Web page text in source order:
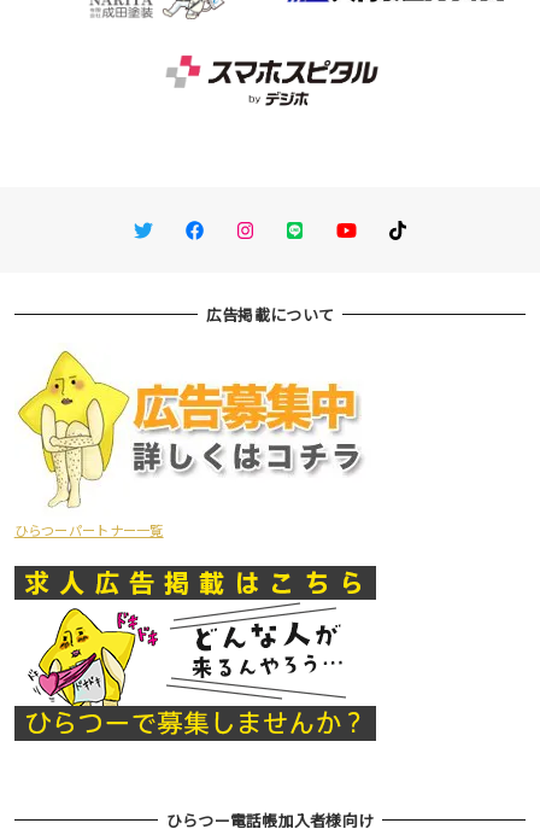
TwitterFacebookInstagram
LINE You TubeTikTok
広告掲載について
ひらつーパートナー一覧
ひらつー電話帳加入者様向け